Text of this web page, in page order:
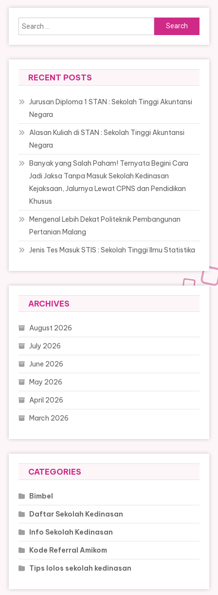
Search
for:
RECENT POSTS
Jurusan Diploma 1 STAN : Sekolah Tinggi Akuntansi
Negara
Alasan Kuliah di STAN : Sekolah Tinggi Akuntansi
Negara
Banyak yang Salah Paham! Ternyata Begini Cara
Jadi Jaksa Tanpa Masuk Sekolah Kedinasan
Kejaksaan, Jalurnya Lewat CPNS dan Pendidikan
Khusus
Mengenal Lebih Dekat Politeknik Pembangunan
Pertanian Malang
Jenis Tes Masuk STIS : Sekolah Tinggi Ilmu Statistika
ARCHIVES
August 2026
July 2026
June 2026
May 2026
April 2026
March 2026
CATEGORIES
Bimbel
Daftar Sekolah Kedinasan
Info Sekolah Kedinasan
Kode Referral Amikom
Tips lolos sekolah kedinasan